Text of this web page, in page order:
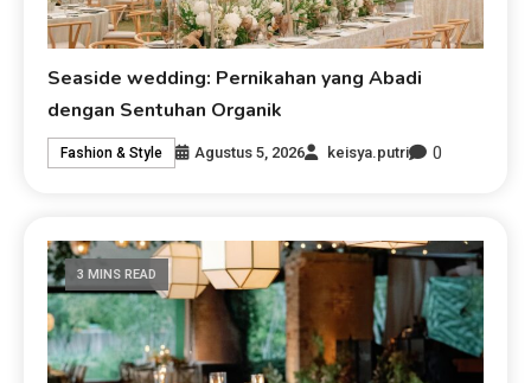
Seaside wedding: Pernikahan yang Abadi
dengan Sentuhan Organik
Fashion & Style Agustus 5, 2026 keisya.putri 0
3 MINS READ